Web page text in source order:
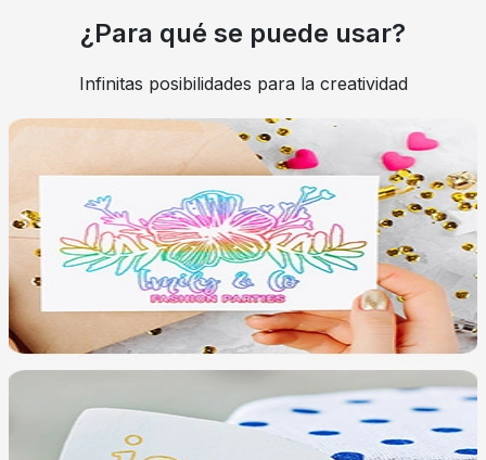
¿Para qué se puede usar?
Infinitas posibilidades para la creatividad